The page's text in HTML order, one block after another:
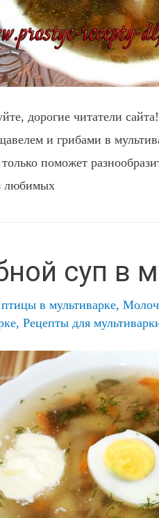
дорогие читатели
и грибами в
поможет
любимых
суп в
в мультиварке,
, Рецепты для